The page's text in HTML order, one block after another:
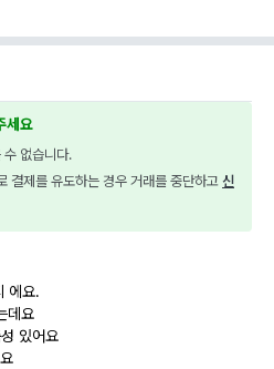
세요
수 없습니다.
결제를 유도하는 경우 거래를 중단하고 신
에요.
데요
있어요